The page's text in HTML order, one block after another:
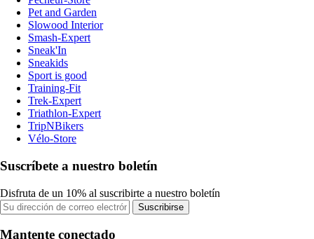
Pet and Garden
Slowood Interior
Smash-Expert
Sneak'In
Sneakids
Sport is good
Training-Fit
Trek-Expert
Triathlon-Expert
TripNBikers
Vélo-Store
Suscríbete a nuestro boletín
Disfruta de un 10% al suscribirte a nuestro boletín
Suscribirse
Mantente conectado